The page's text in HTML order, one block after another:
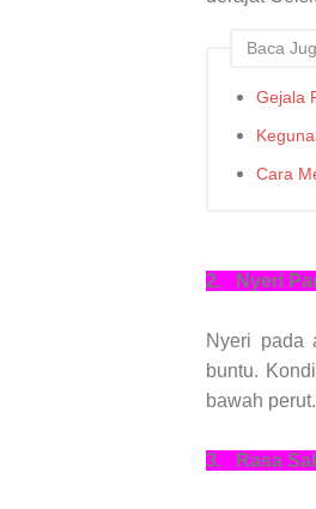
Baca
Gejala
Cara
2. Nyeri
Nyeri pada
buntu.
bawah perut.
3. Rasa